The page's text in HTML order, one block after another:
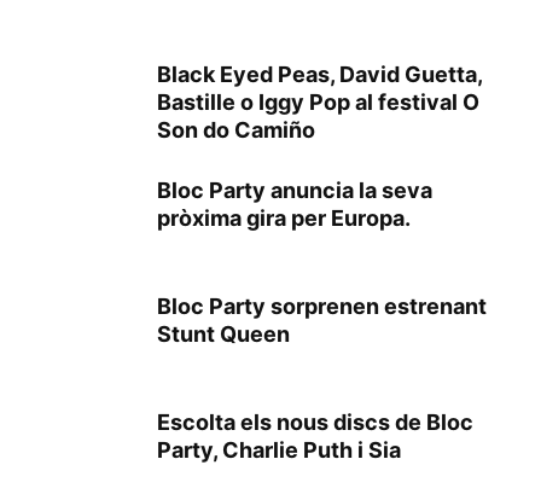
Black Eyed Peas, David Guetta,
Bastille o Iggy Pop al festival O
Son do Camiño
Bloc Party anuncia la seva
pròxima gira per Europa.
Bloc Party sorprenen estrenant
Stunt Queen
Escolta els nous discs de Bloc
Party, Charlie Puth i Sia